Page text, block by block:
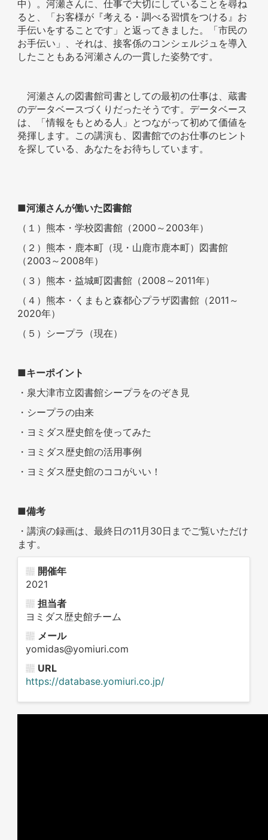
中）。河瀬さんに、仕事で大切にしていることを尋ね
ると、「お客様が『考える・調べる習慣をつける』お
手伝いをすることです」と返ってきました。「市民の
お手伝い」、それは、接客係のコンシェルジュを導入
したこともある河瀬さんの一貫した姿勢です。
河瀬さんの図書館司書としての最初の仕事は、蔵書
のデータベースづくりだったそうです。データベース
は、「情報をもとめる人」とつながって初めて価値を
発揮します。この講演も、図書館でのお仕事のヒント
を探している、あなたをお待ちしています。
■河瀬さんが働いた図書館
（１）熊本・学校図書館（2000 ～ 2003年）
（２）熊本・鹿本町（現・山鹿市鹿本町）図書館
（2003 ～ 2008年）
（３）熊本・益城町図書館（2008 ～ 2011年）
（４）熊本・くまもと森都心プラザ図書館（2011 ～
2020年）
（５）シープラ（現在）
■キーポイント
・泉大津市立図書館シープラをのぞき見
・シープラの由来
・ヨミダス歴史館を使ってみた
・ヨミダス歴史館の活用事例
・ヨミダス歴史館のココがいい！
■備考
・講演の録画は、最終日の11 月 30日までご覧いただけ
ます。
開催年
2021
担当者
ヨミダス歴史館チーム
メール
yomidas@yomiuri.com
URL
https://database.yomiuri.co.jp/